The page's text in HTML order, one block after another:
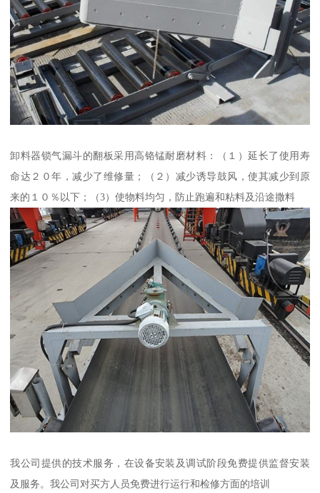
卸料器锁气漏斗的翻板采用高铬锰耐磨材料：（１）延长了使用寿
命达２０年，减少了维修量；（２）减少诱导鼓风，使其减少到原
来的１０％以下；（3）使物料均匀，防止跑遍和粘料及沿途撒料
我公司提供的技术服务，在设备安装及调试阶段免费提供监督安装
及服务。我公司对买方人员免费进行运行和检修方面的培训